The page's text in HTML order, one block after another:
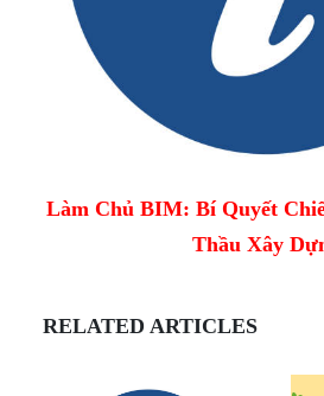
Làm Chủ BIM: Bí Quyết
Thầu Xây
RELATED ARTICLES